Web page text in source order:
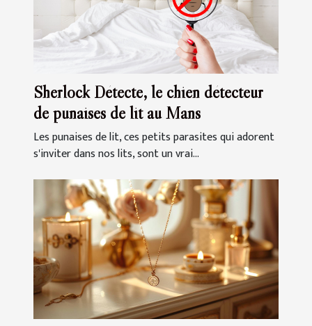
Sherlock Détecte, le chien détecteur
de punaises de lit au Mans
Les punaises de lit, ces petits parasites qui adorent
s'inviter dans nos lits, sont un vrai...